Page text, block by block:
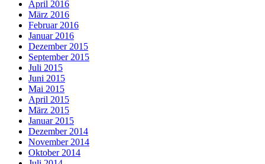
April 2016
März 2016
Februar 2016
Januar 2016
Dezember 2015
September 2015
Juli 2015
Juni 2015
Mai 2015
April 2015
März 2015
Januar 2015
Dezember 2014
November 2014
Oktober 2014